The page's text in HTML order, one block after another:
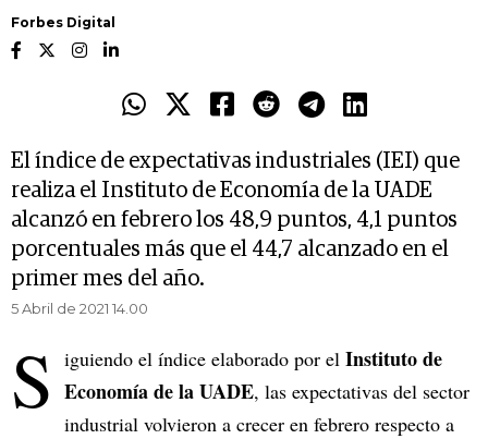
Forbes Digital
El índice de expectativas industriales (IEI) que
realiza el Instituto de Economía de la UADE
alcanzó en febrero los 48,9 puntos, 4,1 puntos
porcentuales más que el 44,7 alcanzado en el
primer mes del año.
5 Abril de 2021 14.00
S iguiendo el índice elaborado por el Instituto de
Economía de la UADE, las expectativas del sector
industrial volvieron a crecer en febrero respecto a